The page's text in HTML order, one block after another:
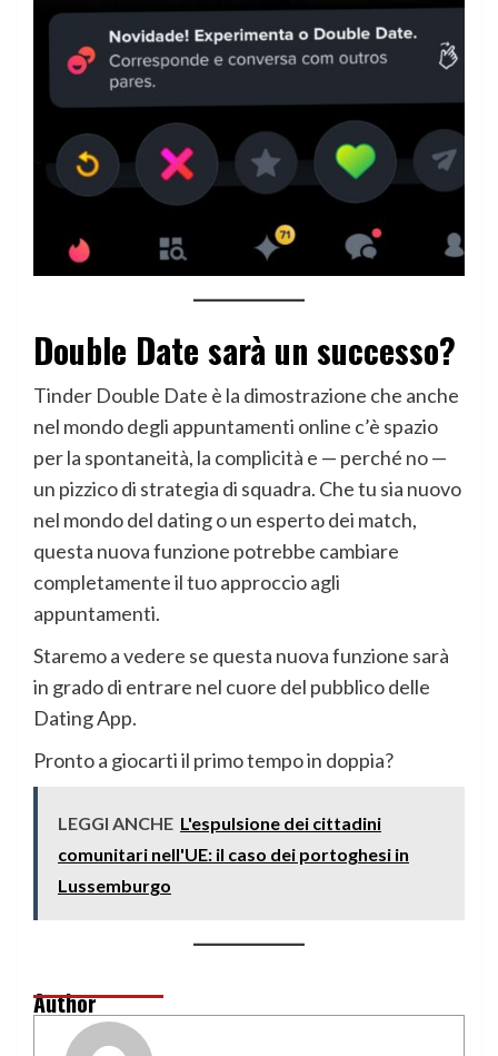
Double Date sarà un successo?
Tinder Double Date è la dimostrazione che anche
nel mondo degli appuntamenti online c’è spazio
per la spontaneità, la complicità e — perché no —
un pizzico di strategia di squadra. Che tu sia nuovo
nel mondo del dating o un esperto dei match,
questa nuova funzione potrebbe cambiare
completamente il tuo approccio agli
appuntamenti.
Staremo a vedere se questa nuova funzione sarà
in grado di entrare nel cuore del pubblico delle
Dating App.
Pronto a giocarti il primo tempo in doppia?
LEGGI ANCHE L'espulsione dei cittadini
comunitari nell'UE: il caso dei portoghesi in
Lussemburgo​
Author